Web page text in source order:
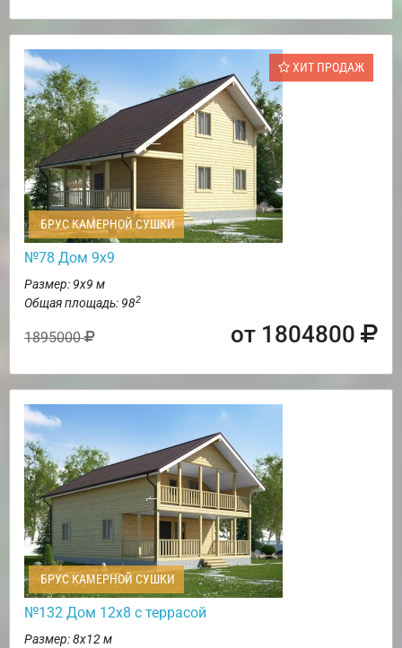
ХИТ ПРОДАЖ
БРУС КАМЕРНОЙ СУШКИ
№78 Дом 9х9
Размер: 9х9 м
Общая площадь: 982
1895000 от 1804800
БРУС КАМЕРНОЙ СУШКИ
№132 Дом 12х8 с террасой
Размер: 8х12 м